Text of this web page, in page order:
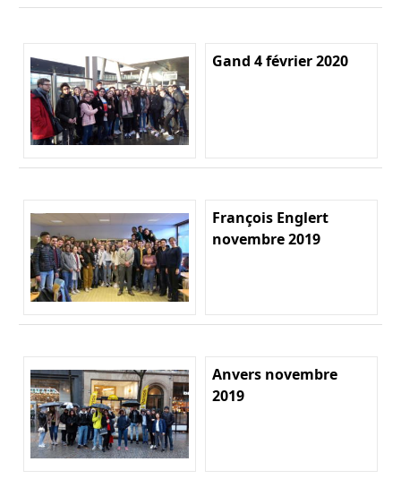
Gand 4 février 2020
François Englert
novembre 2019
Anvers novembre
2019